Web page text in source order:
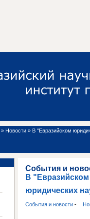
» Новости » В "Евразийском
События и
В
юридических
События и новости-